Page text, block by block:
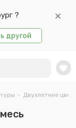
?
другой
- Двухлетние